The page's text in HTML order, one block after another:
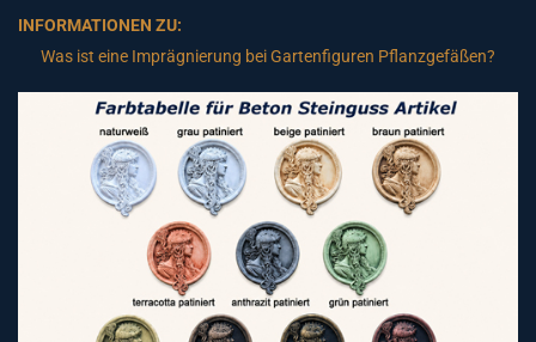
INFORMATIONEN ZU:
Was ist eine Imprägnierung bei Gartenfiguren Pflanzgefäßen?